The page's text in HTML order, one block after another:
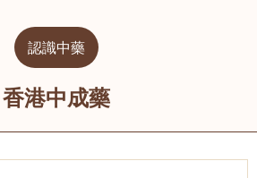
認識中藥
香港中成藥